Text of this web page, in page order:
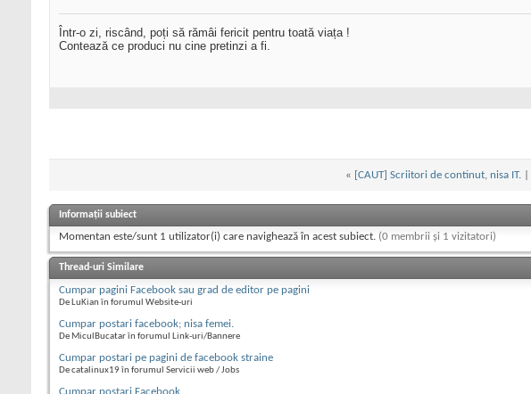
Într-o zi, riscând, poți să rămâi fericit pentru toată viața !
Contează ce produci nu cine pretinzi a fi.
« [CAUT] Scriitori de continut, nisa IT.|
Informații subiect
Momentan este/sunt 1 utilizator(i) care navighează în acest subiect. (0 membrii și 1 vizitatori)
Thread-uri Similare
Cumpar pagini Facebook sau grad de editor pe pagini
De LuKian în forumul Website-uri
Cumpar postari facebook; nisa femei.
De MiculBucatar în forumul Link-uri/Bannere
Cumpar postari pe pagini de facebook straine
De catalinux19 în forumul Servicii web / Jobs